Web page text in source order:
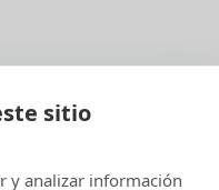
sitio
y analizar información